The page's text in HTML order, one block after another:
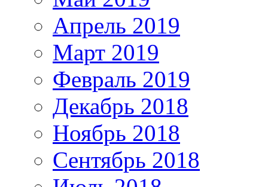
Апрель 2019
Март 2019
Февраль 2019
Декабрь 2018
Ноябрь 2018
Сентябрь 2018